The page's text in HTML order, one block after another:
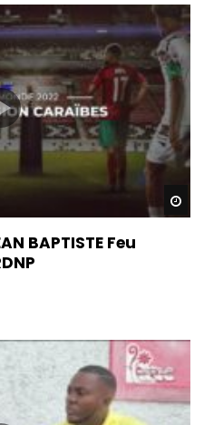
BAPTISTE Feu